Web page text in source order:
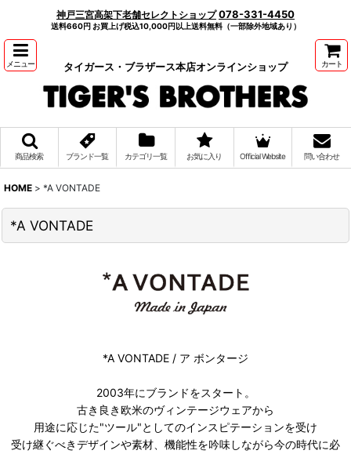
神戸三宮高架下老舗セレクトショップ 078-331-4450
送料660円 お買上げ税込10,000円以上送料無料（一部除外地域あり）
メニュー タイガース・ブラザース本店オンラインショップ カート
商品検索 ブランド一覧 カテゴリ一覧 お気に入り Official Website 問い合わせ
HOME > *A VONTADE
*A VONTADE
*A VONTADE / ア ボンタージ
2003年にブランドをスタート。
古き良き欧米のヴィンテージウェアから
用途に応じた"ツール"としてのインスピテーションを受け
受け継ぐべきデザインや素材、機能性を吟味しながら今の時代に必